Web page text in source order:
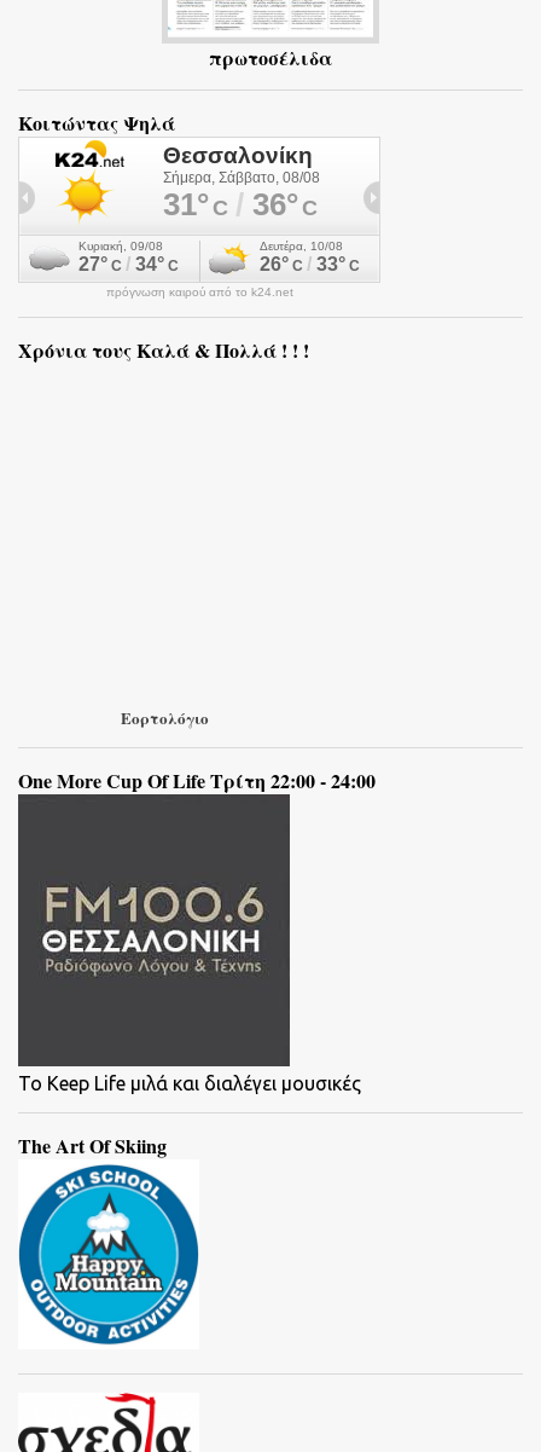
πρωτοσέλιδα
Κοιτώντας Ψηλά
πρόγνωση καιρού από το k24.net
Χρόνια τους Καλά & Πολλά ! ! !
Εορτολόγιο
One More Cup Of Life Τρίτη 22:00 - 24:00
To Keep Life μιλά και διαλέγει μουσικές
The Art Of Skiing